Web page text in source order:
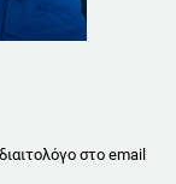
στο email